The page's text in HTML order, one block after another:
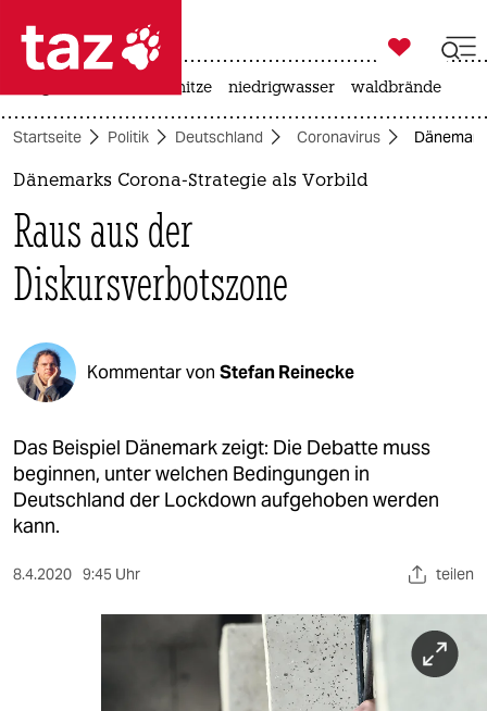
 taz zahl ich
taz zahl ich
politik
öko
gesellschaft
kultur
sport
berlin
nord
wahrheit

taz zahl ich
hitze niedrigwasser waldbrände
Startseite Politik Deutschland Coronavirus
Dänemarks Corona-Strategie als Vorbild
Raus aus der
Diskursverbotszone
Kommentar von Stefan Reinecke
Das Beispiel Dänemark zeigt: Die Debatte muss
beginnen, unter welchen Bedingungen in
Deutschland der Lockdown aufgehoben werden
kann.
8.4.2020 9:45 Uhr teilen